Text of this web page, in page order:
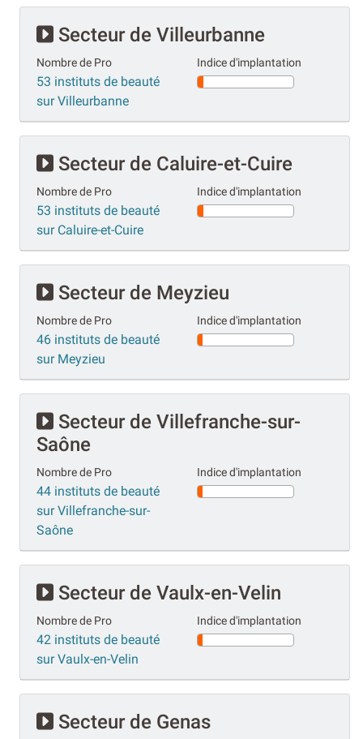
Secteur de Villeurbanne
Nombre de Pro
53 instituts de beauté
sur Villeurbanne
Indice d'implantation
Secteur de Caluire-et-Cuire
Nombre de Pro
53 instituts de beauté
sur Caluire-et-Cuire
Indice d'implantation
Secteur de Meyzieu
Nombre de Pro
46 instituts de beauté
sur Meyzieu
Indice d'implantation
Secteur de Villefranche-sur-
Saône
Nombre de Pro
44 instituts de beauté
sur Villefranche-sur-
Saône
Indice d'implantation
Secteur de Vaulx-en-Velin
Nombre de Pro
42 instituts de beauté
sur Vaulx-en-Velin
Indice d'implantation
Secteur de Genas